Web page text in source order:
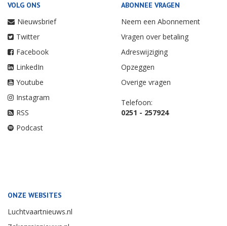
VOLG ONS
Nieuwsbrief
Twitter
Facebook
LinkedIn
Youtube
Instagram
RSS
Podcast
ABONNEE VRAGEN
Neem een Abonnement
Vragen over betaling
Adreswijziging
Opzeggen
Overige vragen
Telefoon:
0251 - 257924
ONZE WEBSITES
Luchtvaartnieuws.nl